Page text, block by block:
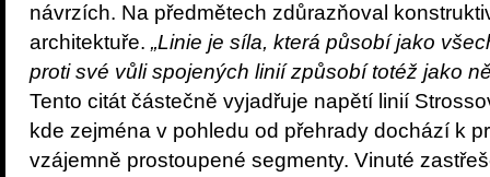
návrzích. Na předmětech zdůrazňoval
architektuře. „Linie je síla, která působí jako
proti své vůli spojených linií způsobí totéž jako
Tento citát částečně vyjadřuje napětí linií
kde zejména v pohledu od přehrady dochází k
vzájemně prostoupené segmenty. Vinuté